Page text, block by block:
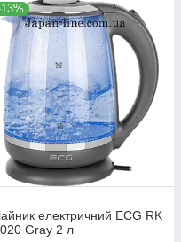
електричний ECG RK
Gray 2 л